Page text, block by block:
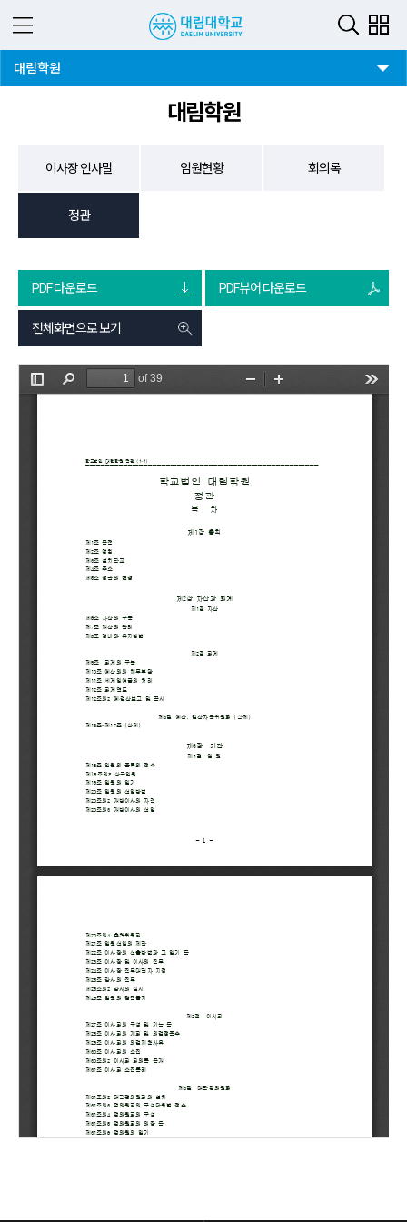
대림학원
대림학원
이사장 인사말 임원현황 회의록
정관
PDF 다운로드 PDF뷰어 다운로드
전체화면으로 보기